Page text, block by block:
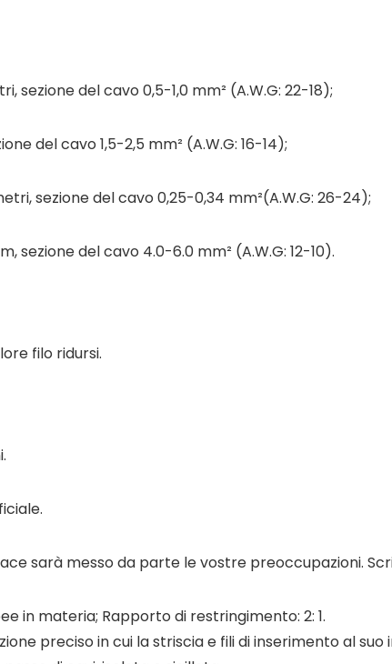
sezione del cavo 0,5-1,0 mm² (A.W.G: 22-18);
del cavo 1,5-2,5 mm² (A.W.G: 16-14);
sezione del cavo 0,25-0,34 mm²(A.W.G: 26-24);
del cavo 4.0-6.0 mm² (A.W.G: 12-10).
filo ridursi.
sarà messo da parte le vostre preoccupazioni.
in materia; Rapporto di restringimento: 2: 1.
preciso in cui la striscia e fili di inserimento al suo